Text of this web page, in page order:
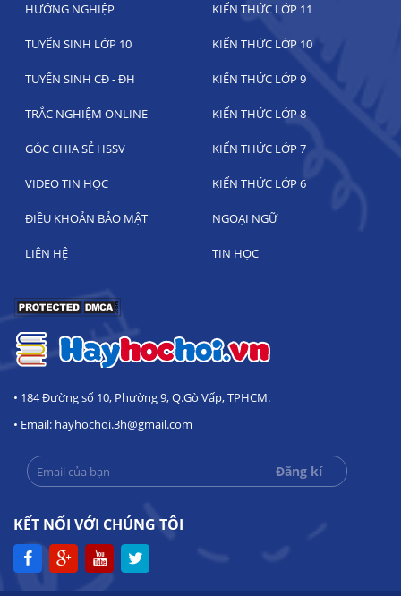
HƯỚNG NGHIỆP KIẾN THỨC LỚP 11
TUYỂN SINH LỚP 10 KIẾN THỨC LỚP 10
TUYỂN SINH CĐ - ĐH KIẾN THỨC LỚP 9
TRẮC NGHIỆM ONLINE KIẾN THỨC LỚP 8
GÓC CHIA SẺ HSSV KIẾN THỨC LỚP 7
VIDEO TIN HỌC KIẾN THỨC LỚP 6
ĐIỀU KHOẢN BẢO MẬT NGOẠI NGỮ
LIÊN HỆ TIN HỌC
• 184 Đường số 10, Phường 9, Q.Gò Vấp, TPHCM.
• Email: hayhochoi.3h@gmail.com
KẾT NỐI VỚI CHÚNG TÔI